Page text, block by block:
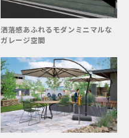
洒落感あふれるモダンミニマルな
ガレージ空間